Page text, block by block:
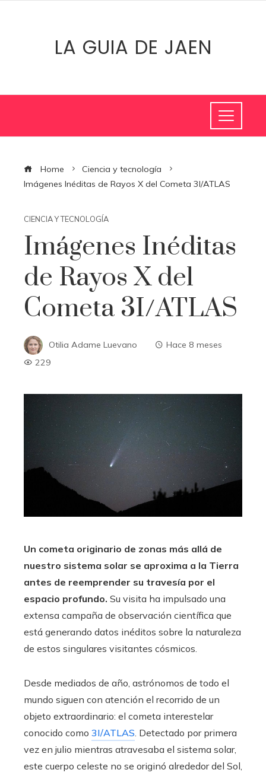
LA GUIA DE JAEN
Home
Ciencia y tecnología
Imágenes Inéditas de Rayos X del Cometa 3I/ATLAS
CIENCIA Y TECNOLOGÍA
Imágenes Inéditas
de Rayos X del
Cometa 3I/ATLAS
Otilia Adame Luevano
Hace 8 meses
229
Un cometa originario de zonas más allá de
nuestro sistema solar se aproxima a la Tierra
antes de reemprender su travesía por el
espacio profundo. Su visita ha impulsado una
extensa campaña de observación científica que
está generando datos inéditos sobre la naturaleza
de estos singulares visitantes cósmicos.
Desde mediados de año, astrónomos de todo el
mundo siguen con atención el recorrido de un
objeto extraordinario: el cometa interestelar
conocido como 3I/ATLAS. Detectado por primera
vez en julio mientras atravesaba el sistema solar,
este cuerpo celeste no se originó alrededor del Sol,